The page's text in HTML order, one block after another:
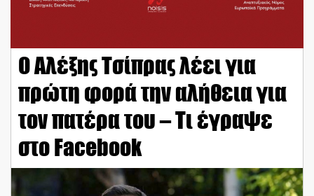
Ο Αλέξης Τσίπρας λέει για
πρώτη φορά την αλήθεια για
τον πατέρα του – Τι έγραψε
στο Facebook